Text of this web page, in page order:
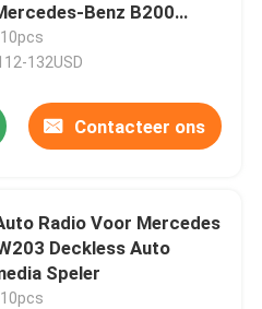
Benz B200
132USD
Contacteer ons
Radio Voor Mercedes
Deckless Auto
Speler